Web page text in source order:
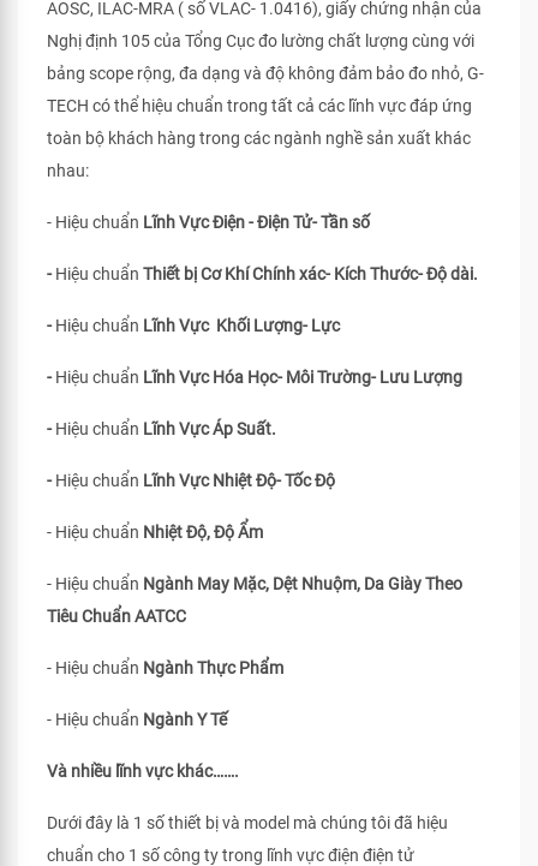
AOSC, ILAC-MRA ( số VLAC- 1.0416), giấy chứng nhận của
Nghị định 105 của Tổng Cục đo lường chất lượng cùng với
bảng scope rộng, đa dạng và độ không đảm bảo đo nhỏ, G-
TECH có thể hiệu chuẩn trong tất cả các lĩnh vực đáp ứng
toàn bộ khách hàng trong các ngành nghề sản xuất khác
nhau:
- Hiệu chuẩn Lĩnh Vực Điện - Điện Tử- Tần số
-Hiệu chuẩn Thiết bị Cơ Khí Chính xác- Kích Thước- Độ dài.
-Hiệu chuẩn Lĩnh Vực Khối Lượng- Lực
-Hiệu chuẩn Lĩnh Vực Hóa Học- Môi Trường- Lưu Lượng
-Hiệu chuẩn Lĩnh Vực Áp Suất.
-Hiệu chuẩn Lĩnh Vực Nhiệt Độ- Tốc Độ
- Hiệu chuẩn Nhiệt Độ, Độ Ẩm
- Hiệu chuẩn Ngành May Mặc, Dệt Nhuộm, Da Giày Theo
Tiêu ChuẩnAATCC
- Hiệu chuẩn Ngành Thực Phẩm
- Hiệu chuẩn Ngành Y Tế
Và nhiều lĩnh vực khác…….
Dưới đây là 1 số thiết bị và model mà chúng tôi đã hiệu
chuẩn cho 1 số công ty trong lĩnh vực điện điện tử